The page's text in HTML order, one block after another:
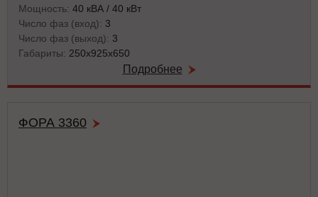
Мощность: 40 кВА / 40 кВт
Число фаз (вход): 3
Число фаз (выход): 3
Габариты: 250x925x650
Подробнее
ФОРА 3360